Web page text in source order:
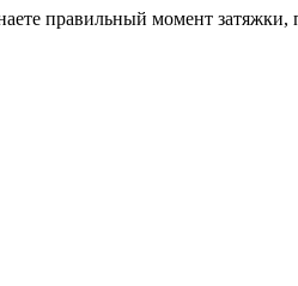
правильный момент затяжки,